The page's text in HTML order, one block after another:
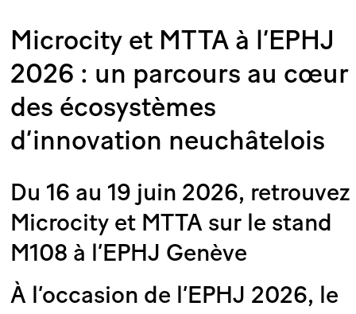
Microcity et MTTA à l’EPHJ
2026 : un parcours au cœur
des écosystèmes
d’innovation neuchâtelois
Du 16 au 19 juin 2026, retrouvez
Microcity et MTTA sur le stand
M108 à l’EPHJ Genève
À l’occasion de l’EPHJ 2026, le